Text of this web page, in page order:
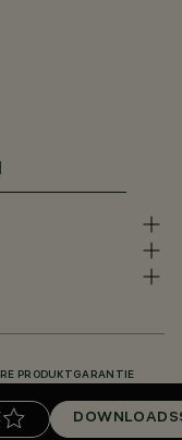
DOWNLOADS
PRODUKTGARANTIE
DOWNLOADS